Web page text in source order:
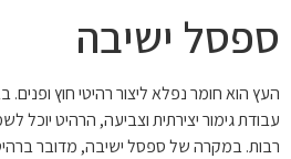
ספסל ישיבה
העץ הוא חומר נפלא ליצור רהיטי חוץ
עבודת גימור יצירתית וצביעה, הרהיט
רבות. במקרה של ספסל ישיבה, מדובר